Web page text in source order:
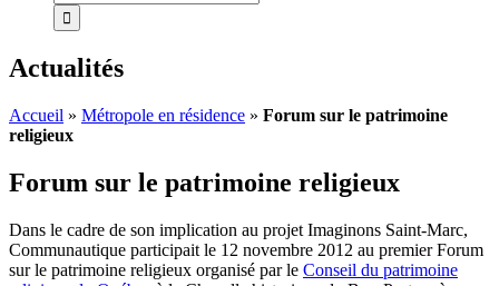
Actualités
Accueil » Métropole en résidence » Forum sur le patrimoine
religieux
Forum sur le patrimoine religieux
Dans le cadre de son implication au projet Imaginons Saint-Marc,
Communautique participait le 12 novembre 2012 au premier Forum
sur le patrimoine religieux organisé par le Conseil du patrimoine